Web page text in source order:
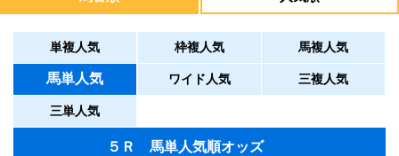
単複人気 枠複人気 馬複人気
馬単人気 ワイド人気 三複人気
三単人気
５Ｒ 馬単人気順オッズ